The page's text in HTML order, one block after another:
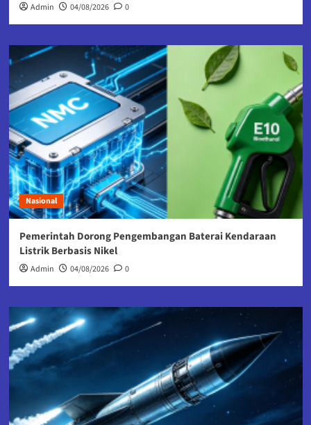
Admin 04/08/2026 0
Nasional
Pemerintah Dorong Pengembangan Baterai Kendaraan
Listrik Berbasis Nikel
Admin 04/08/2026 0